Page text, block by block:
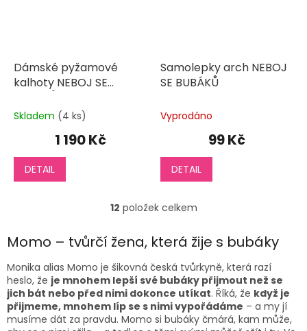
Dámské pyžamové
kalhoty NEBOJ SE
Skladem (4 ks)
1 190 Kč
DETAIL
Samolepky arch NEBOJ
SE BUBÁKŮ
Vyprodáno
99 Kč
DETAIL
O
l
d
a
c
í
p
12 položek celkem
Momo – tvůrčí žena, která žije s bubáky
Monika alias Momo je šikovná česká tvůrkyně, která razí
heslo, že je mnohem lepší své bubáky přijmout než se
jich bát nebo před nimi dokonce utíkat. Říká, že když je
přijmeme, mnohem líp se s nimi vypořádáme – a my jí
musíme dát za pravdu. Momo si bubáky čmárá, kam může,